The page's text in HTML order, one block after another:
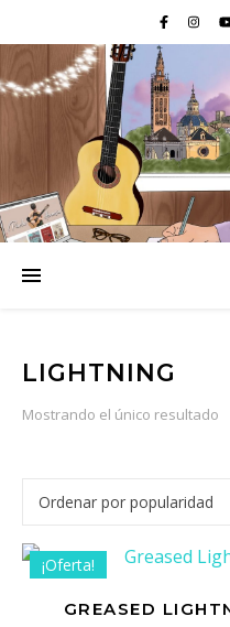
LIGHTNING
Mostrando el único resultado
¡Oferta!
GREASED